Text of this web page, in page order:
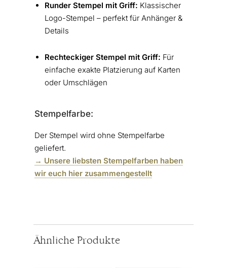
Runder Stempel mit Griff: Klassischer
Logo-Stempel – perfekt für Anhänger &
Details
Rechteckiger Stempel mit Griff: Für
einfache exakte Platzierung auf Karten
oder Umschlägen
Stempelfarbe:
Der Stempel wird ohne Stempelfarbe
geliefert.
→ Unsere liebsten Stempelfarben haben
wir euch hier zusammengestellt
Ähnliche Produkte